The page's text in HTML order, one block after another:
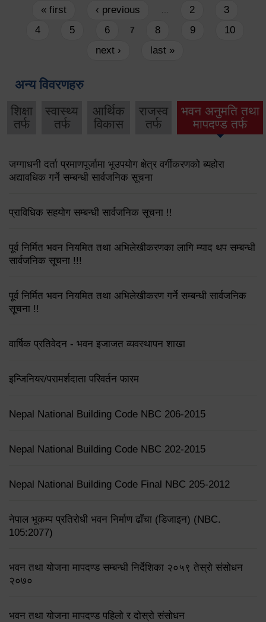
Pages
« first ‹ previous … 2
3
4
5 6 7 8 9
10
next ›
last »
अन्य विवरणहरु
शिक्षा
तर्फ
स्वास्थ्य
तर्फ
आर्थिक
विकास
राजस्व
तर्फ
भवन अनुमति तथा
मापदण्ड तर्फ
जग्गाधनी दर्ता प्रमाणपूर्जामा भूउपयोग क्षेत्र वर्गीकरणको ब्यहोरा
अद्यावधिक गर्ने सम्बन्धी सार्वजनिक सूचना
प्राविधिक सहयोग सम्बन्धी सार्वजनिक सूचना !!
पूर्व निर्मित भवन नियमित तथा अभिलेखीकरणका लागि म्याद थप सम्बन्धी
सार्वजनिक सूचना !!!
पूर्व निर्मित भवन नियमित तथा अभिलेखीकरण गर्ने सम्बन्धी सार्वजनिक
सूचना !!
वार्षिक प्रतिवेदन - भवन इजाजत व्यवस्थापन शाखा
इन्जिनियर/परामर्शदाता परिवर्तन फारम
Nepal National Building Code NBC 206-2015
Nepal National Building Code NBC 202-2015
Nepal National Building Code Final NBC 205-2012
नेपाल भूकम्प प्रतिरोधी भवन निर्माण ढाँचा (डिजाइन) (NBC.
105:2077)
भवन तथा योजना मापदण्ड सम्बन्धी निर्देशिका २०५९ तेस्रो संसोधन
२०७०
भवन तथा योजना मापदण्ड पहिलो र दोस्रो संसोधन